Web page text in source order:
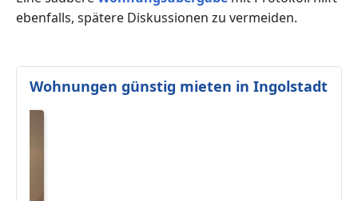
ebenfalls, spätere Diskussionen zu vermeiden.
Wohnungen günstig mieten in Ingolstadt